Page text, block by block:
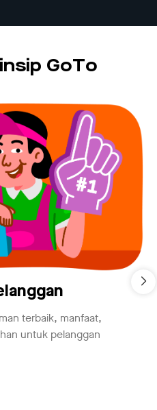
GoTo
terbaik, manfaat,
untuk pelanggan